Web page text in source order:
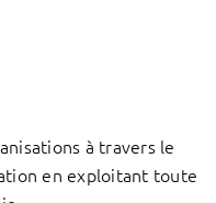
à travers le
en exploitant toute